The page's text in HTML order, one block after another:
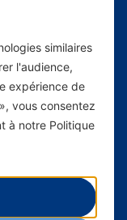
similaires
l'audience,
expérience de
vous consentez
à notre Politique